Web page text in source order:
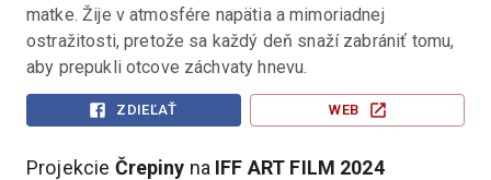
matke. Žije v atmosfére napätia a mimoriadnej
ostražitosti, pretože sa každý deň snaží zabrániť tomu,
aby prepukli otcove záchvaty hnevu.
ZDIEĽAŤ WEB
Projekcie Črepiny na IFF ART FILM 2024